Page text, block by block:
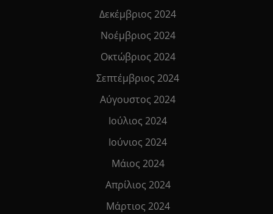
Δεκέμβριος 2024
Νοέμβριος 2024
Οκτώβριος 2024
Σεπτέμβριος 2024
Αύγουστος 2024
Ιούλιος 2024
Ιούνιος 2024
Μάιος 2024
Απρίλιος 2024
Μάρτιος 2024